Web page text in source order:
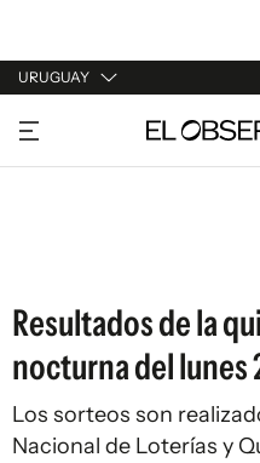
URUGUAY
URUGUAY
ARGENTINA
Resultados de la
nocturna del lunes
Los sorteos son
Nacional de Loterías y